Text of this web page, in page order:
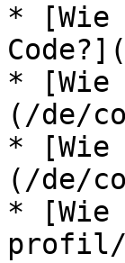
* [Wie
* [Wie
(/de/
* [Wie
(/de/
* [Wie
profil/